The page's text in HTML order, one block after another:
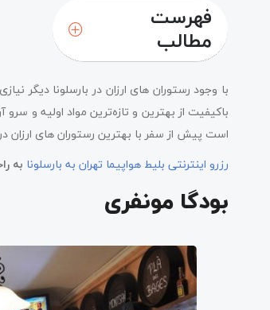
فهرست
مطالب
با وجود رستوران های ارزان در بارسلونا دیگر
باکیفیت از بهترین و تازه‌ترین مواد اولیه و
است پیش از سفر با بهترین رستوران های ارزان در
رزرو اینترنتی بلیط هواپیما تهران به بارسلونا به
بودگا مونفری